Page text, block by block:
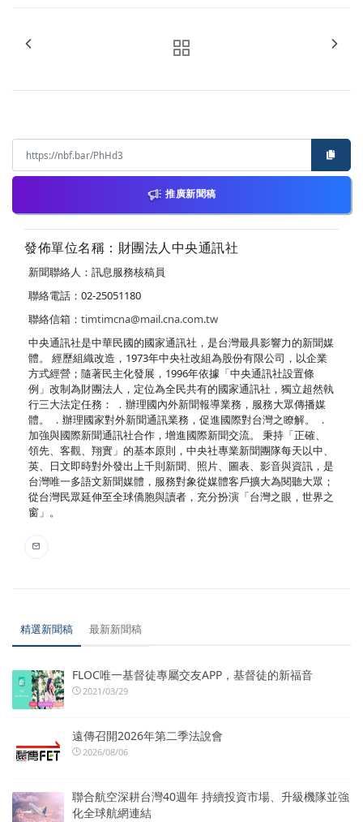
推廣新聞稿
發佈單位名稱：財團法人中央通訊社
新聞聯絡人：訊息服務核稿員
聯絡電話：02-25051180
聯絡信箱： timtimcna@mail.cna.com.tw
中央通訊社是中華民國的國家通訊社，是台灣最具影響力的新聞媒
體。 經歷組織改造，1973年中央社改組為股份有限公司，以企業
方式經營；隨著民主化發展，1996年依據「中央通訊社設置條
例」改制為財團法人，定位為全民共有的國家通訊社，獨立超然執
行三大法定任務： ．辦理國內外新聞報導業務，服務大眾傳播媒
體。 ．辦理國家對外新聞通訊業務，促進國際對台灣之瞭解。 ．
加強與國際新聞通訊社合作，增進國際新聞交流。 秉持「正確、
領先、客觀、翔實」的基本原則，中央社專業新聞團隊每天以中、
英、日文即時對外發出上千則新聞、照片、圖表、影音與資訊，是
台灣唯一多語文新聞媒體，服務對象從媒體客戶擴大為閱聽大眾；
從台灣民眾延伸至全球僑胞與讀者，充分扮演「台灣之眼，世界之
窗」。
精選新聞稿 最新新聞稿
FLOC唯一基督徒專屬交友APP，基督徒的新福音
2021/03/29
遠傳召開2026年第二季法說會
2026/08/06
聯合航空深耕台灣40週年 持續投資市場、升級機隊並強
化全球航網連結